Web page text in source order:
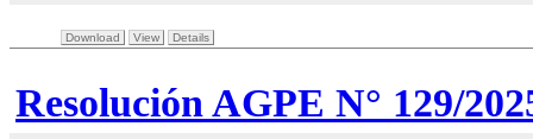
Download View Details
Resolución AGPE N° 129/